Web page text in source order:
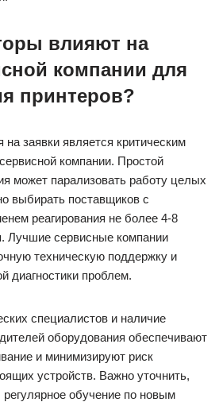
влияют на
компании для
принтеров?
на заявки является критическим
компании. Простой
может парализовать работу целых
выбирать поставщиков с
реагирования не более 4-8
Лучшие сервисные компании
техническую поддержку и
диагностики проблем.
специалистов и наличие
оборудования обеспечивают
и минимизируют риск
устройств. Важно уточнить,
обучение по новым